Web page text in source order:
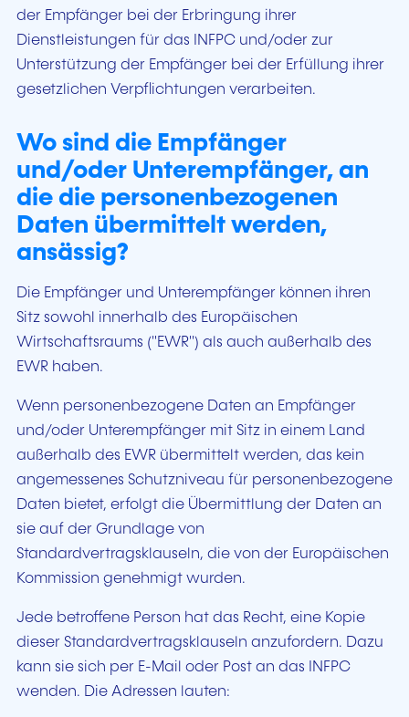
der Empfänger bei der Erbringung ihrer
Dienstleistungen für das INFPC und/oder zur
Unterstützung der Empfänger bei der Erfüllung ihrer
gesetzlichen Verpflichtungen verarbeiten.
Wo sind die Empfänger
und/oder Unterempfänger, an
die die personenbezogenen
Daten übermittelt werden,
ansässig?
Die Empfänger und Unterempfänger können ihren
Sitz sowohl innerhalb des Europäischen
Wirtschaftsraums ("EWR") als auch außerhalb des
EWR haben.
Wenn personenbezogene Daten an Empfänger
und/oder Unterempfänger mit Sitz in einem Land
außerhalb des EWR übermittelt werden, das kein
angemessenes Schutzniveau für personenbezogene
Daten bietet, erfolgt die Übermittlung der Daten an
sie auf der Grundlage von
Standardvertragsklauseln, die von der Europäischen
Kommission genehmigt wurden.
Jede betroffene Person hat das Recht, eine Kopie
dieser Standardvertragsklauseln anzufordern. Dazu
kann sie sich per E-Mail oder Post an das INFPC
wenden. Die Adressen lauten: